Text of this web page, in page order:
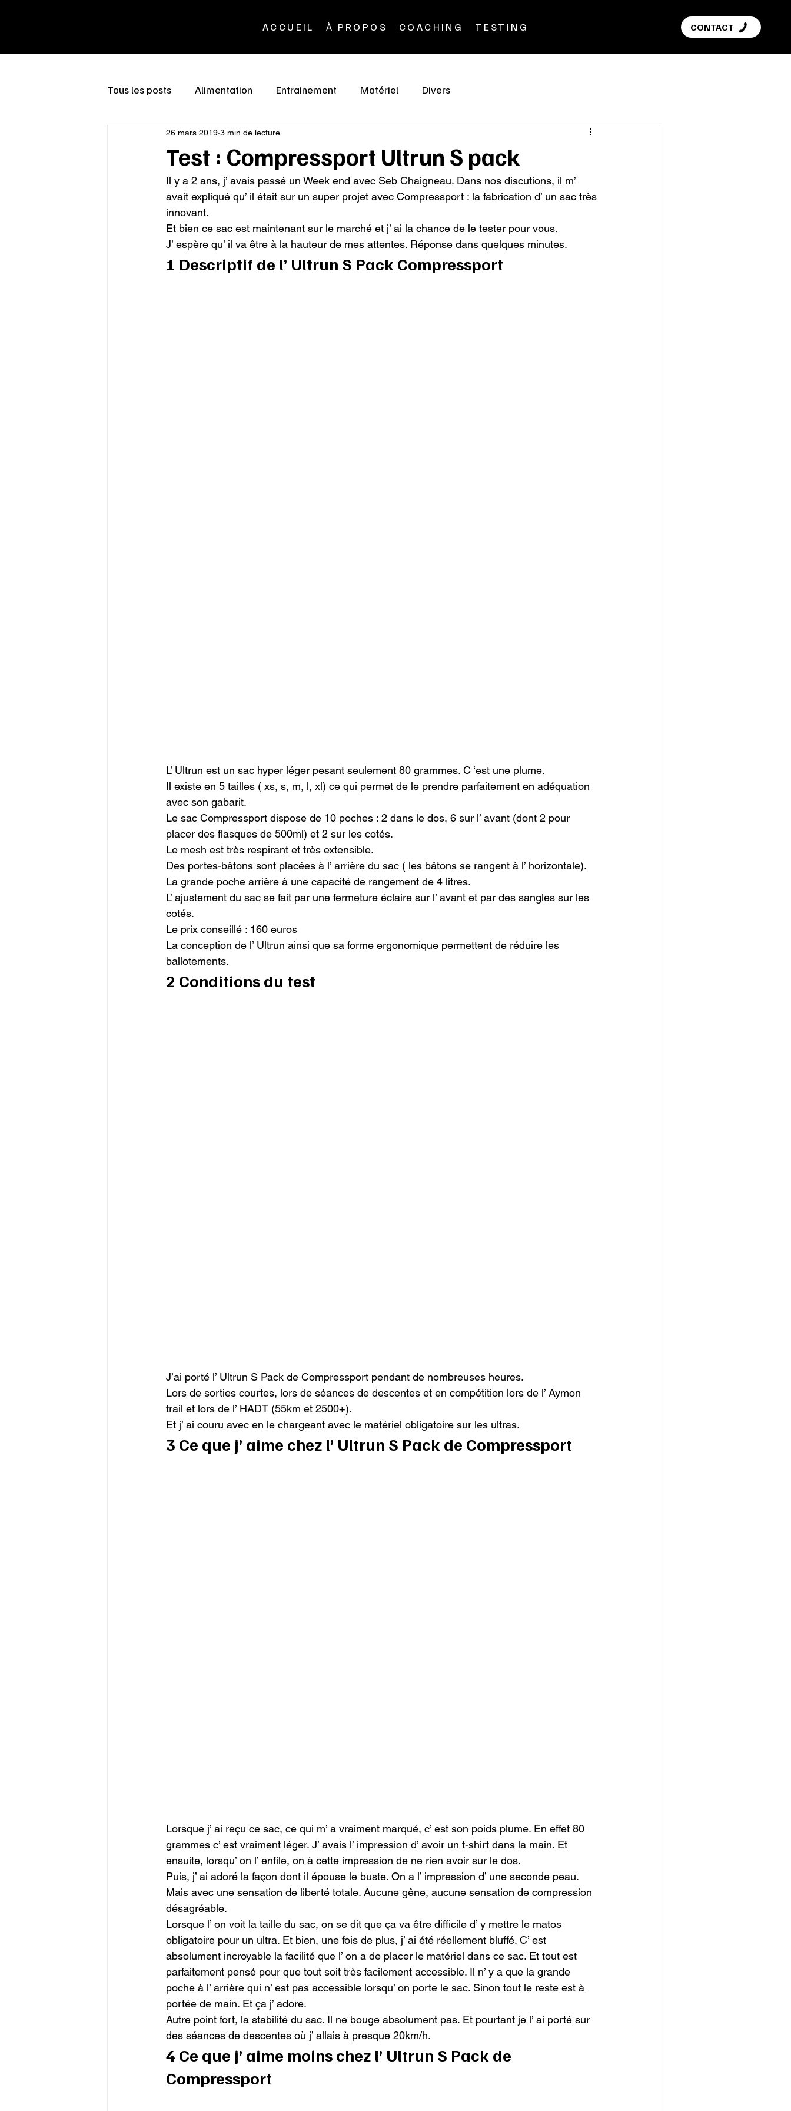
ACCUEIL À PROPOS COACHING TESTING CONTACT
Tous les posts Alimentation Entrainement Matériel Divers
Test : Compressport Ultrun S pack
26 mars 2019 3 min de lecture
Il y a 2 ans, j’ avais passé un Week end avec Seb Chaigneau. Dans nos discutions, il m’
avait expliqué qu’ il était sur un super projet avec Compressport : la fabrication d’ un sac très
innovant.
Et bien ce sac est maintenant sur le marché et j’ ai la chance de le tester pour vous.
J’ espère qu’ il va être à la hauteur de mes attentes. Réponse dans quelques minutes.
1 Descriptif de l’ Ultrun S Pack Compressport
L’ Ultrun est un sac hyper léger pesant seulement 80 grammes. C ‘est une plume.
Il existe en 5 tailles ( xs, s, m, l, xl) ce qui permet de le prendre parfaitement en adéquation
avec son gabarit.
Le sac Compressport dispose de 10 poches : 2 dans le dos, 6 sur l’ avant (dont 2 pour
placer des flasques de 500ml) et 2 sur les cotés.
Le mesh est très respirant et très extensible.
Des portes-bâtons sont placées à l’ arrière du sac ( les bâtons se rangent à l’ horizontale).
La grande poche arrière à une capacité de rangement de 4 litres.
L’ ajustement du sac se fait par une fermeture éclaire sur l’ avant et par des sangles sur les
cotés.
Le prix conseillé : 160 euros
La conception de l’ Ultrun ainsi que sa forme ergonomique permettent de réduire les
ballotements.
2 Conditions du test
J’ai porté l’ Ultrun S Pack de Compressport pendant de nombreuses heures.
Lors de sorties courtes, lors de séances de descentes et en compétition lors de l’ Aymon
trail et lors de l’ HADT (55km et 2500+).
Et j’ ai couru avec en le chargeant avec le matériel obligatoire sur les ultras.
3 Ce que j’ aime chez l’ Ultrun S Pack de Compressport
Lorsque j’ ai reçu ce sac, ce qui m’ a vraiment marqué, c’ est son poids plume. En effet 80
grammes c’ est vraiment léger. J’ avais l’ impression d’ avoir un t-shirt dans la main. Et
ensuite, lorsqu’ on l’ enfile, on à cette impression de ne rien avoir sur le dos.
Puis, j’ ai adoré la façon dont il épouse le buste. On a l’ impression d’ une seconde peau.
Mais avec une sensation de liberté totale. Aucune gêne, aucune sensation de compression
désagréable.
Lorsque l’ on voit la taille du sac, on se dit que ça va être difficile d’ y mettre le matos
obligatoire pour un ultra. Et bien, une fois de plus, j’ ai été réellement bluffé. C’ est
absolument incroyable la facilité que l’ on a de placer le matériel dans ce sac. Et tout est
parfaitement pensé pour que tout soit très facilement accessible. Il n’ y a que la grande
poche à l’ arrière qui n’ est pas accessible lorsqu’ on porte le sac. Sinon tout le reste est à
portée de main. Et ça j’ adore.
Autre point fort, la stabilité du sac. Il ne bouge absolument pas. Et pourtant je l’ ai porté sur
des séances de descentes où j’ allais à presque 20km/h.
4 Ce que j’ aime moins chez l’ Ultrun S Pack de
Compressport